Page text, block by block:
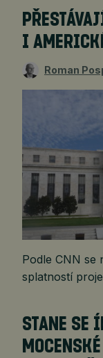
I
Roman
Podle CNN se
splatností
STANE SE